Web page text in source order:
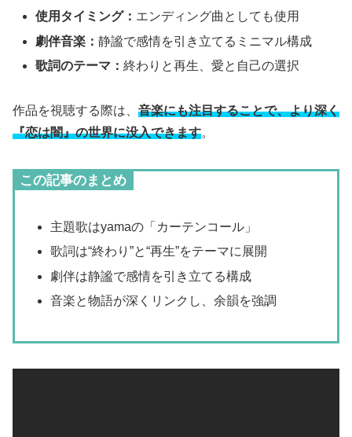
使用タイミング： エンディング曲としても使用
劇伴音楽：静謐で感情を引き立てるミニマル構成
歌詞のテーマ：終わりと再生、愛と自己の選択
作品を視聴する際は、 音楽にも注目することで、より深く
『恋は闇』の世界に没入できます。
この記事のまとめ
主題歌はyamaの「カーテンコール」
歌詞は“終わり”と“再生”をテーマに展開
劇伴は静謐で感情を引き立てる構成
音楽と物語が深くリンクし、余韻を強調